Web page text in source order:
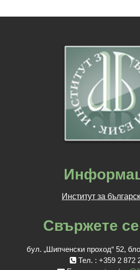
Институт за
Свържете
бул. „Шипченски проход“ 52,
Тел. : +359 2 872